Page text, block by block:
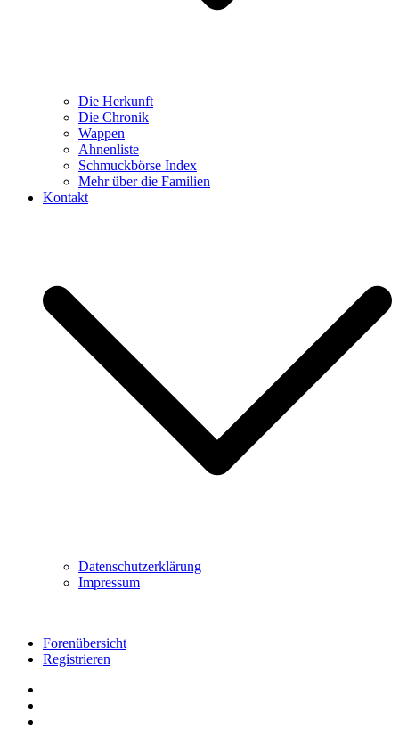
Die Herkunft
Die Chronik
Wappen
Ahnenliste
Schmuckbörse Index
Mehr über die Familien
Kontakt
Datenschutzerklärung
Impressum
Forenübersicht
Registrieren